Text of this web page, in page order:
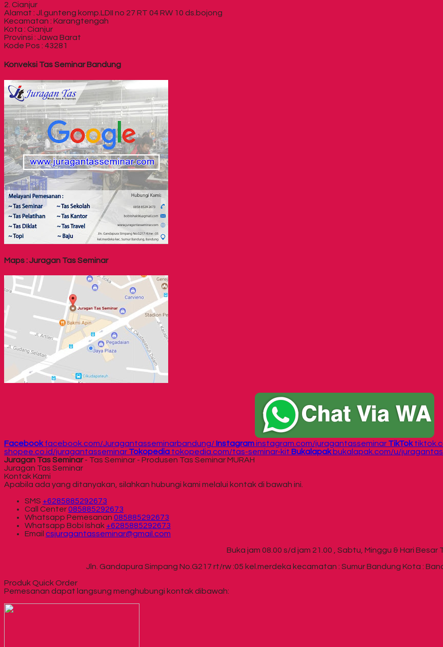
2. Cianjur
Alamat : Jl.gunteng komp.LDII no 27 RT 04 RW 10 ds.bojong
Kecamatan : Karangtengah
Kota : Cianjur
Provinsi : Jawa Barat
Kode Pos : 43281
Konveksi Tas Seminar Bandung
Maps : Juragan Tas Seminar
Facebook facebook.com/Juragantasseminarbandung/ Instagraminstagram.com/juragantasseminar TikTok
shopee.co.id/juragantasseminar Tokopedia tokopedia.com/tas-seminar-kit Bukalapak bukalapak.com/u/
Juragan Tas Seminar- Tas Seminar - Produsen Tas Seminar MURAH
Juragan Tas Seminar
Kontak Kami
Apabila ada yang ditanyakan, silahkan hubungi kami melalui kontak di bawah ini.
SMS +6285885292673
Call Center085885292673
Whatsapp Pemesanan 085885292673
Whatsapp Bobi Ishak +6285885292673
Email csjuragantasseminar@gmail.com
Buka jam 08.00 s/d jam 21.00 , Sabtu, Minggu & Hari Besar
Jln. Gandapura Simpang No.G217 rt/rw :05 kel.merdeka kecamatan : Sumur Bandung Kota :
Produk Quick Order
Pemesanan dapat langsung menghubungi kontak dibawah: